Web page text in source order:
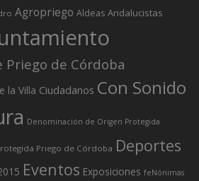
Agropriego Aldeas Andalucistas
de Córdoba
la Villa Ciudadanos Con Sonido
Denominación de Origen Protegida
Priego de Córdoba Deportes
Eventos Exposiciones feNónimas